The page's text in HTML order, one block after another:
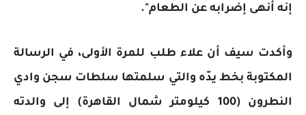
إنه أنهى إضرابه عن الطعام".
وأكدت سيف أن علاء طلب للمرة الأولى، في الرسالة
المكتوبة بخط يدّه والتي سلمتها سلطات سجن وادي
النطرون (100 كيلومتر شمال القاهرة) إلى والدته